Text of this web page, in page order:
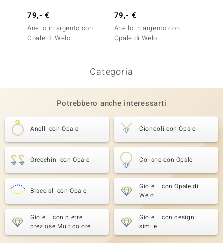
79,- €
Anello in argento con
Opale di Welo
79,- €
Anello in argento con
Opale di Welo
Categoria
Potrebbero anche interessarti
Anelli con Opale Ciondoli con Opale
Orecchini con Opale Collane con Opale
Bracciali con Opale
Gioielli con Opale di
Welo
Gioielli con pietre
preziose Multicolore
Gioielli con design
simile